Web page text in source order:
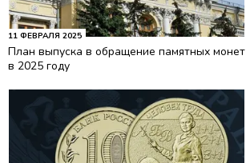
11 ФЕВРАЛЯ 2025
План выпуска в обращение памятных монет
в 2025 году